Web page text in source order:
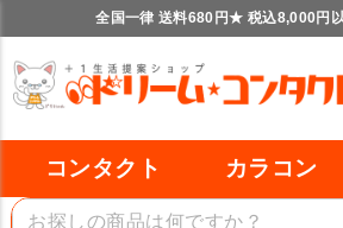
全国一律 送料680円★ 税込8,000円
コンタクト カラコン